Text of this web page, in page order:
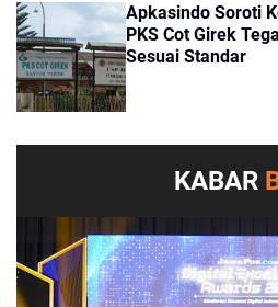
Apkasindo Soroti
PKS Cot Girek
Sesuai Standar
KABAR